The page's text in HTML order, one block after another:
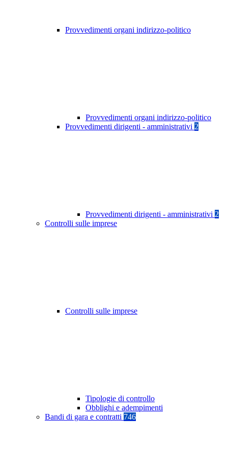
Provvedimenti organi indirizzo-politico
Provvedimenti organi indirizzo-politico
Provvedimenti dirigenti - amministrativi 2
Provvedimenti dirigenti - amministrativi 2
Controlli sulle imprese
Controlli sulle imprese
Tipologie di controllo
Obblighi e adempimenti
Bandi di gara e contratti 746